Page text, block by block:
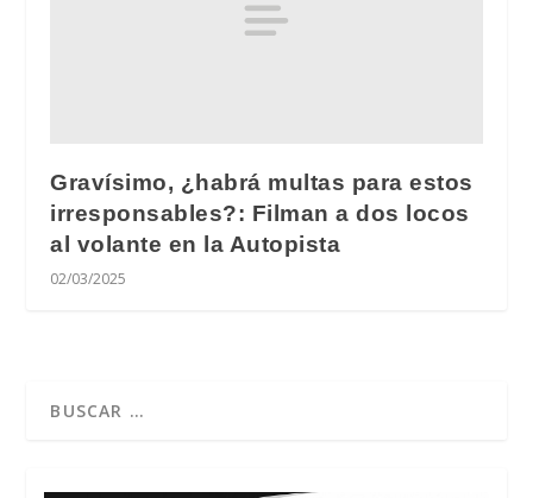
Gravísimo, ¿habrá multas para estos
irresponsables?: Filman a dos locos
al volante en la Autopista
02/03/2025